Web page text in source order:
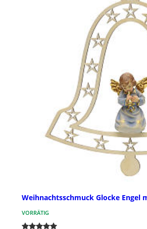
Weihnachtsschmuck Glocke Engel
VORRÄTIG